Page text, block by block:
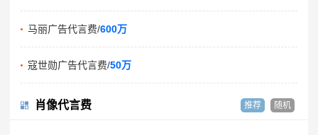
马丽广告代言费/600万
寇世勋广告代言费/50万
肖像代言费 推荐 随机